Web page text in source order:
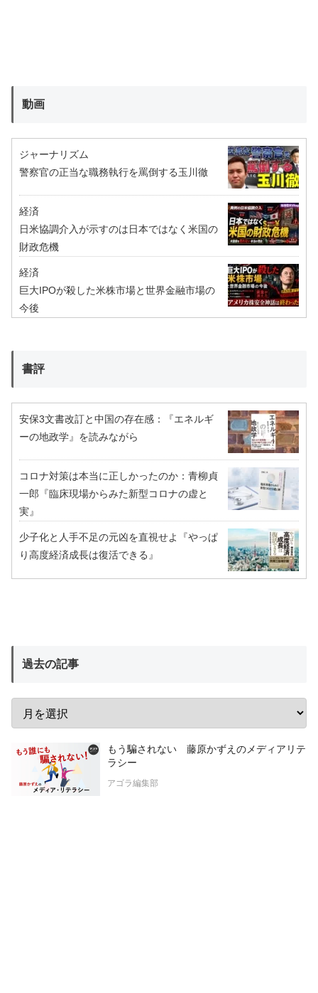
動画
ジャーナリズム
警察官の正当な職務執行を罵倒する玉川徹
経済
日米協調介入が示すのは日本ではなく米国の
財政危機
経済
巨大IPOが殺した米株市場と世界金融市場の
今後
書評
安保3文書改訂と中国の存在感：『エネルギ
ーの地政学』を読みながら
コロナ対策は本当に正しかったのか：青柳貞
一郎『臨床現場からみた新型コロナの虚と
実』
少子化と人手不足の元凶を直視せよ『やっぱ
り高度経済成長は復活できる』
過去の記事
もう騙されない 藤原かずえのメディアリテ
ラシー
アゴラ編集部